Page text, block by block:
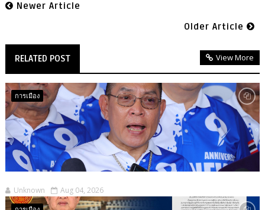
Newer Article
Older Article
RELATED POST View More
การเมือง
Unknown Aug 04, 2026